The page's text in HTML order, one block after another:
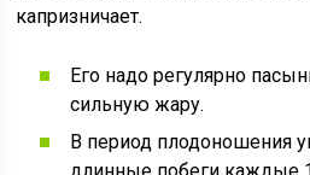
капризничает.
Его надо регулярно
сильную жару.
В период плодоношения